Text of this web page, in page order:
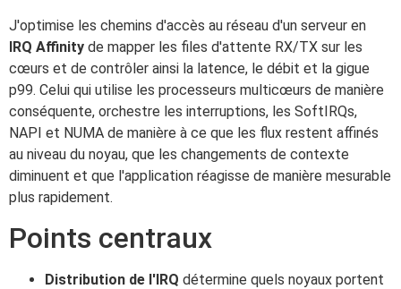
J'optimise les chemins d'accès au réseau d'un serveur en
IRQ Affinity de mapper les files d'attente RX/TX sur les
cœurs et de contrôler ainsi la latence, le débit et la gigue
p99. Celui qui utilise les processeurs multicœurs de manière
conséquente, orchestre les interruptions, les SoftIRQs,
NAPI et NUMA de manière à ce que les flux restent affinés
au niveau du noyau, que les changements de contexte
diminuent et que l'application réagisse de manière mesurable
plus rapidement.
Points centraux
Distribution de l'IRQ détermine quels noyaux portent